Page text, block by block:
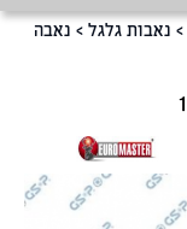
> נאבות גלגל > נאבה